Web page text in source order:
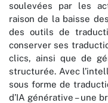
soulevées par les
raison de la baisse
des outils de
conserver ses
clics, ainsi que de
structurée. Avec
sous forme de
d’IA générative – une